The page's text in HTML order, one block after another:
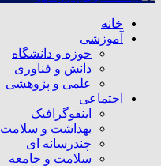
خانه
آموزشی
حوزه و دانشگاه
دانش و فناوری
علمی و پژوهشی
اجتماعی
اینفوگرافیک
بهداشت و سلامت
چندرسانه ای
سلامت و جامعه